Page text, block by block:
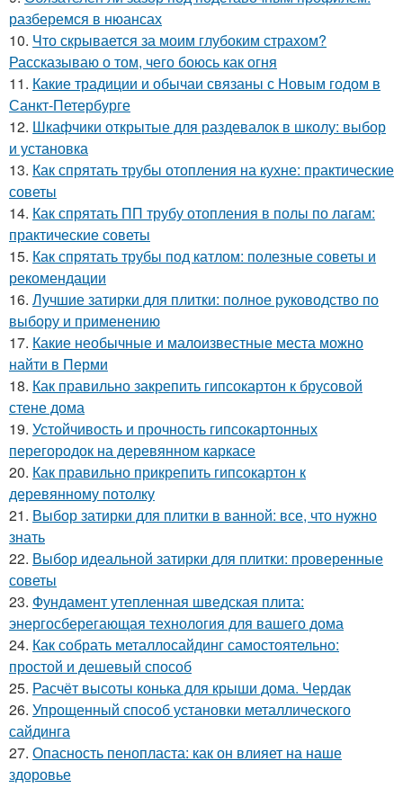
разберемся в нюансах
10. Что скрывается за моим глубоким страхом?
Рассказываю о том, чего боюсь как огня
11. Какие традиции и обычаи связаны с Новым годом в
Санкт-Петербурге
12. Шкафчики открытые для раздевалок в школу: выбор
и установка
13. Как спрятать трубы отопления на кухне: практические
советы
14. Как спрятать ПП трубу отопления в полы по лагам:
практические советы
15. Как спрятать трубы под катлом: полезные советы и
рекомендации
16. Лучшие затирки для плитки: полное руководство по
выбору и применению
17. Какие необычные и малоизвестные места можно
найти в Перми
18. Как правильно закрепить гипсокартон к брусовой
стене дома
19. Устойчивость и прочность гипсокартонных
перегородок на деревянном каркасе
20. Как правильно прикрепить гипсокартон к
деревянному потолку
21. Выбор затирки для плитки в ванной: все, что нужно
знать
22. Выбор идеальной затирки для плитки: проверенные
советы
23. Фундамент утепленная шведская плита:
энергосберегающая технология для вашего дома
24. Как собрать металлосайдинг самостоятельно:
простой и дешевый способ
25. Расчёт высоты конька для крыши дома. Чердак
26. Упрощенный способ установки металлического
сайдинга
27. Опасность пенопласта: как он влияет на наше
здоровье